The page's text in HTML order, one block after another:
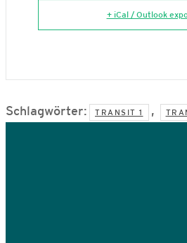
+ iCal / Outlook
Schlagwörter: TRANSIT 1 ,